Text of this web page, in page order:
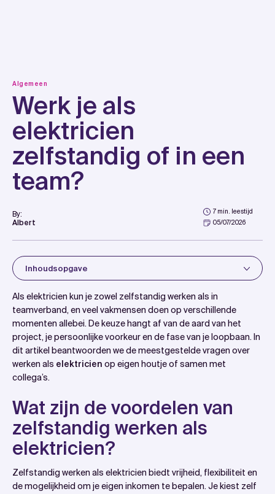
Algemeen
Werk je als
elektricien
zelfstandig of in een
team?
By:
Albert
7 min. leestijd
05/07/2026
Inhoudsopgave
Wat zijn de voordelen van zelfstandig werken als
elektricien?
Wat zijn de nadelen van zelfstandig werken als
elektricien?
Welke taken voert een elektricien in teamverband
Wanneer kies je voor zelfstandig werken en wanneer
voor een team?
Kan een zzp-elektricien ook samenwerken met
andere vakmensen?
Hoe WattSlimmer werkt met elektriciens en
Als elektricien kun je zowel zelfstandig werken als in
teamverband, en veel vakmensen doen op verschillende
momenten allebei. De keuze hangt af van de aard van het
project, je persoonlijke voorkeur en de fase van je loopbaan. In
dit artikel beantwoorden we de meestgestelde vragen over
werken als elektricien op eigen houtje of samen met
collega’s.
Wat zijn de voordelen van
zelfstandig werken als
elektricien?
Zelfstandig werken als elektricien biedt vrijheid, flexibiliteit en
de mogelijkheid om je eigen inkomen te bepalen. Je kiest zelf